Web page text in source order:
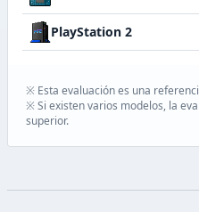
PlayStation 2
※ Esta evaluación es una
※ Si existen varios modelos, la
superior.